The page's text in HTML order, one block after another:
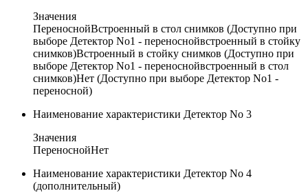
Значения
ПереноснойВстроенный в стол снимков (Доступно при
выборе Детектор No1 - переноснойвстроенный в стойку
снимков)Встроенный в стойку снимков (Доступно при
выборе Детектор No1 - переноснойвстроенный в стол
снимков)Нет (Доступно при выборе Детектор No1 -
переносной)
Наименование характеристики Детектор No 3
Значения
ПереноснойНет
Наименование характеристики Детектор No 4
(дополнительный)